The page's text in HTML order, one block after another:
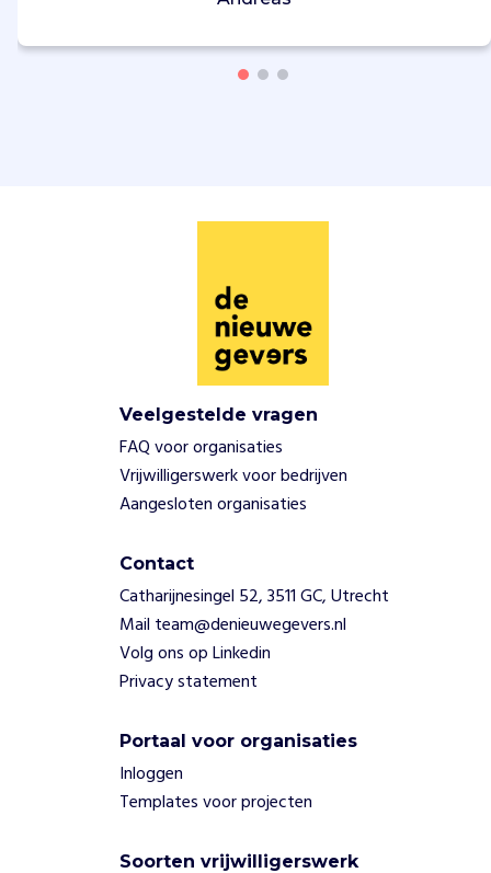
Veelgestelde vragen
FAQ voor organisaties
Vrijwilligerswerk voor bedrijven
Aangesloten organisaties
Contact
Catharijnesingel 52, 3511 GC, Utrecht
Mail team@denieuwegevers.nl
Volg ons op Linkedin
Privacy statement
Portaal voor organisaties
Inloggen
Templates voor projecten
Soorten vrijwilligerswerk